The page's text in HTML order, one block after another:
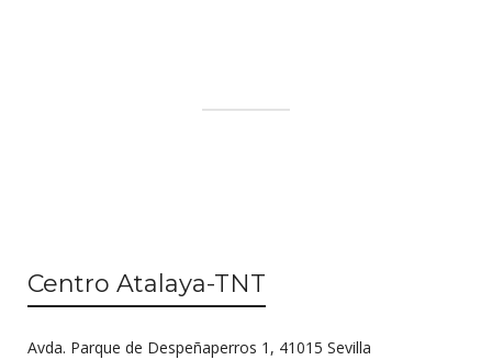
Centro Atalaya-TNT
Avda. Parque de Despeñaperros 1, 41015 Sevilla